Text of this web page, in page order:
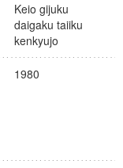
Keio gijuku
daigaku taiiku
kenkyujo
1980